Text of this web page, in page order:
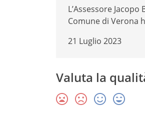
L’Assessore
Comune di Verona
21 Luglio 2023
Valuta la